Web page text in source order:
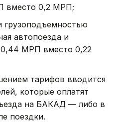
вместо 0,2 МРП;
грузоподъемностью
автопоезда и
МРП вместо 0,22
тарифов вводится
которые оплатят
на БАКАД — либо в
поездки.